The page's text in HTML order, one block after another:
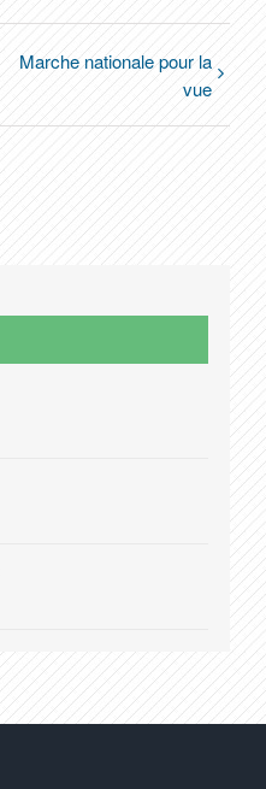
Marche nationale pour la
vue